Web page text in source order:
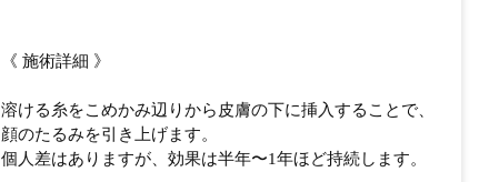
《 施術詳細 》
溶ける糸をこめかみ辺りから皮膚の下に挿入することで、
顔のたるみを引き上げます。
個人差はありますが、効果は半年〜1年ほど持続します。